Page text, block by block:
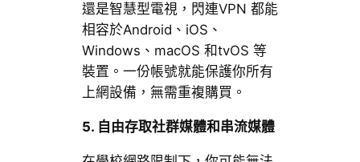
還是智慧型電視，閃連VPN 都能
相容於Android、iOS、
Windows、macOS 和tvOS 等
裝置。一份帳號就能保護你所有
上網設備，無需重複購買。
5. 自由存取社群媒體和串流媒體